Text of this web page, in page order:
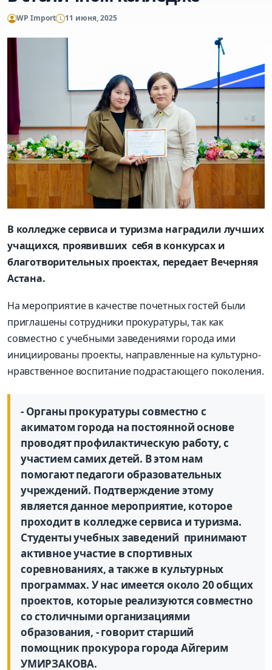
WP Import 11 июня, 2025
В колледже сервиса и туризма наградили лучших
учащихся, проявивших себя в конкурсах и
благотворительных проектах, передает Вечерняя
Астана.
На мероприятие в качестве почетных гостей были
приглашены сотрудники прокуратуры, так как
совместно с учебными заведениями города ими
инициированы проекты, направленные на культурно-
нравственное воспитание подрастающего поколения.
- Органы прокуратуры совместно с
акиматом города на постоянной основе
проводят профилактическую работу, с
участием самих детей. В этом нам
помогают педагоги образовательных
учреждений. Подтверждение этому
является данное мероприятие, которое
проходит в колледже сервиса и туризма.
Студенты учебных заведений принимают
активное участие в спортивных
соревнованиях, а также в культурных
программах. У нас имеется около 20 общих
проектов, которые реализуются совместно
со столичными организациями
образования, - говорит старший
помощник прокурора города Айгерим
УМИРЗАКОВА.